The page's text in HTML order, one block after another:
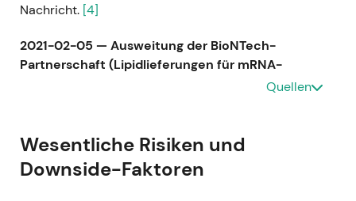
Nachricht. [4]
2021-02-05 — Ausweitung der BioNTech-
Partnerschaft (Lipidlieferungen für mRNA-
- Ereignis: Merck KGaA vereinbarte, die
auszuweiten, mit dem Ziel erhöhter Liefermengen
bis Ende 2021.
- Einordnung: Die Rolle des
Unternehmens als kritischer Life-Science-Zulieferer
Quellen
Wesentliche Risiken und
Downside-Faktoren